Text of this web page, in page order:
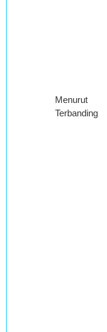
Menurut
Terbanding